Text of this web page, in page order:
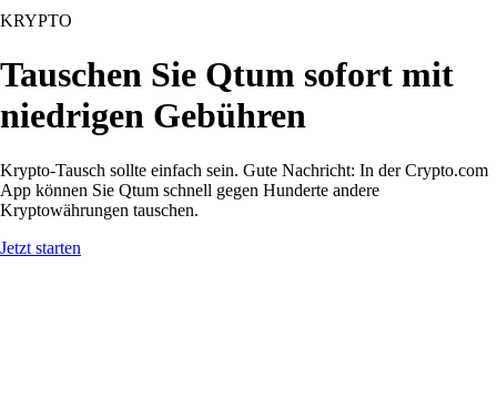
KRYPTO
Tauschen Sie Qtum sofort mit
niedrigen Gebühren
Krypto-Tausch sollte einfach sein. Gute Nachricht: In der Crypto.com
App können Sie Qtum schnell gegen Hunderte andere
Kryptowährungen tauschen.
Jetzt starten